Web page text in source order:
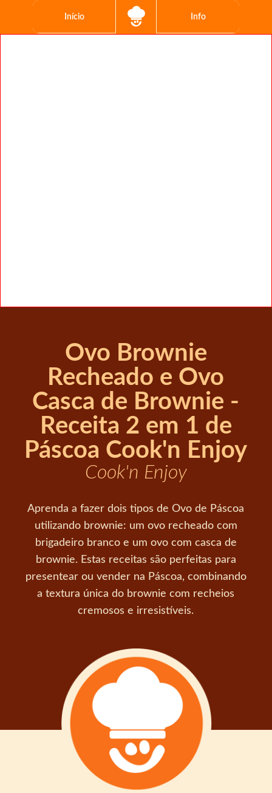
Início Info
Ovo Brownie
Recheado e Ovo
Casca de Brownie -
Receita 2 em 1 de
Páscoa Cook'n Enjoy
Cook'n Enjoy
Aprenda a fazer dois tipos de Ovo de Páscoa
utilizando brownie: um ovo recheado com
brigadeiro branco e um ovo com casca de
brownie. Estas receitas são perfeitas para
presentear ou vender na Páscoa, combinando
a textura única do brownie com recheios
cremosos e irresistíveis.